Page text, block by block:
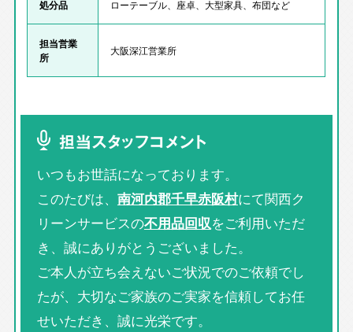
処分品 ローテーブル、座卓、大型家具、布団など
担当営業
所
大阪深江営業所
担当スタッフコメント
いつもお世話になっております。
このたびは、 南河内郡千早赤阪村にて関西ク
リーンサービスの不用品回収をご利用いただ
き、誠にありがとうございました。
ご本人が立ち会えないご状況でのご依頼でし
たが、大切なご家族のご実家を信頼してお任
せいただき、誠に光栄です。